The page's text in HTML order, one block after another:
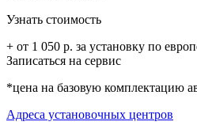
Узнать стоимость
+ от 1 050 р. за установку по
Записаться на сервис
*цена на базовую комплектацию
Адреса установочных центров